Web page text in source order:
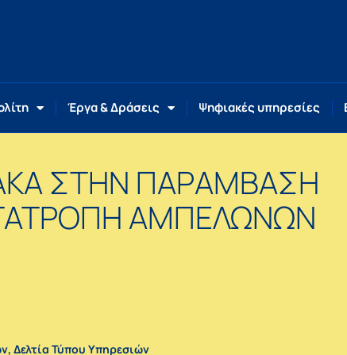
Έργα & Δράσεις Ψηφιακές υπηρεσίες
ΣΤΗΝ ΠΑΡΑΜΒΑΣΗ
ΑΜΠΕΛΩΝΩΝ
, Δελτία Τύπου Υπηρεσιών